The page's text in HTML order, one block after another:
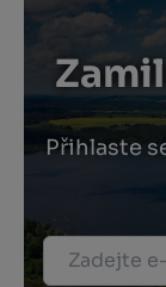
Přihlaste